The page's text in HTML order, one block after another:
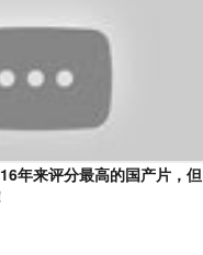
年来评分最高的国产片，但